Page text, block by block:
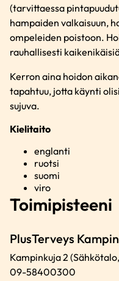
(tarvittaessa
hampaiden valkaisuun,
ompeleiden poistoon.
rauhallisesti
Kerron aina hoidon
tapahtuu, jotta käynti
sujuva.
Kielitaito
englanti
ruotsi
suomi
viro
Toimipisteeni
PlusTerveys
Kampinkuja 2
09-58400300